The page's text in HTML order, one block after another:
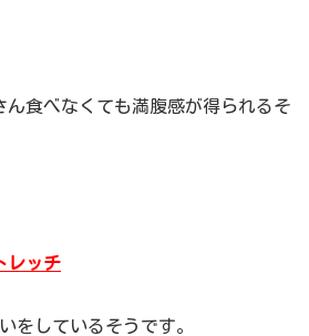
ん食べなくても満腹感が得られるそ
レッチ
をしているそうです。